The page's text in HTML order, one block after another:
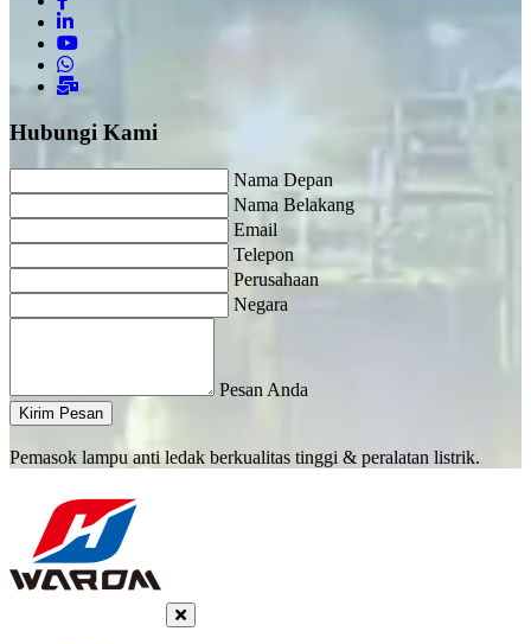
Hubungi Kami
Nama Depan
Nama Belakang
Email
Telepon
Perusahaan
Negara
Pesan Anda
Kirim Pesan
Pemasok lampu anti ledak berkualitas tinggi & peralatan listrik.